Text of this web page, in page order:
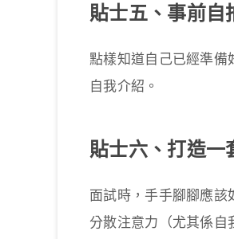
貼士五、事前
點樣知道自己已經準
自我介紹。
貼士六、打造一
面試時，手手腳腳應
分散注意力（尤其係